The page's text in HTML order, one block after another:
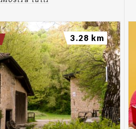
3.28 km